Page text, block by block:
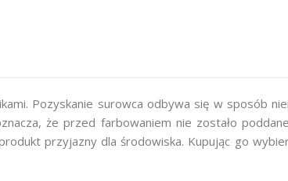
Pozyskanie surowca odbywa się w sposób
że przed farbowaniem nie zostało
przyjazny dla środowiska. Kupując go